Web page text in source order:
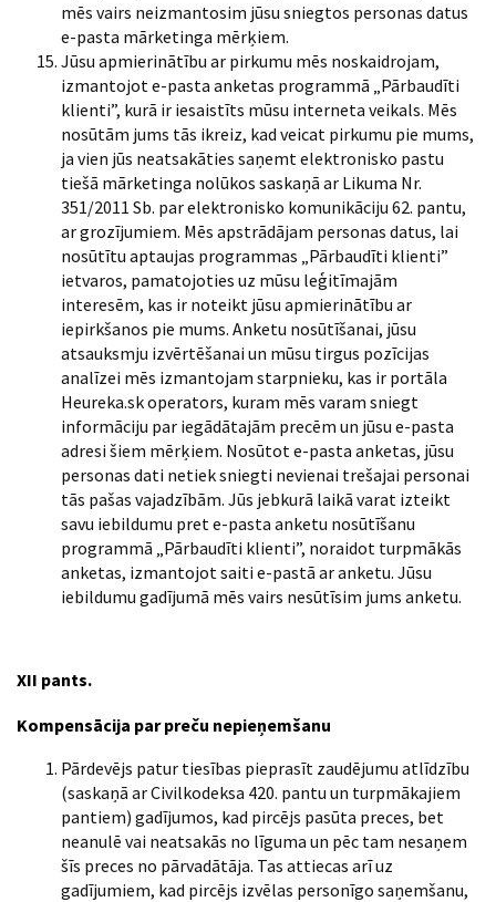
mēs vairs neizmantosim jūsu sniegtos personas datus
e-pasta mārketinga mērķiem.
Jūsu apmierinātību ar pirkumu mēs noskaidrojam,
izmantojot e-pasta anketas programmā „Pārbaudīti
klienti”, kurā ir iesaistīts mūsu interneta veikals. Mēs
nosūtām jums tās ikreiz, kad veicat pirkumu pie mums,
ja vien jūs neatsakāties saņemt elektronisko pastu
tiešā mārketinga nolūkos saskaņā ar Likuma Nr.
351/2011 Sb. par elektronisko komunikāciju 62. pantu,
ar grozījumiem. Mēs apstrādājam personas datus, lai
nosūtītu aptaujas programmas „Pārbaudīti klienti”
ietvaros, pamatojoties uz mūsu leģitīmajām
interesēm, kas ir noteikt jūsu apmierinātību ar
iepirkšanos pie mums. Anketu nosūtīšanai, jūsu
atsauksmju izvērtēšanai un mūsu tirgus pozīcijas
analīzei mēs izmantojam starpnieku, kas ir portāla
Heureka.sk operators, kuram mēs varam sniegt
informāciju par iegādātajām precēm un jūsu e-pasta
adresi šiem mērķiem. Nosūtot e-pasta anketas, jūsu
personas dati netiek sniegti nevienai trešajai personai
tās pašas vajadzībām. Jūs jebkurā laikā varat izteikt
savu iebildumu pret e-pasta anketu nosūtīšanu
programmā „Pārbaudīti klienti”, noraidot turpmākās
anketas, izmantojot saiti e-pastā ar anketu. Jūsu
iebildumu gadījumā mēs vairs nesūtīsim jums anketu.
XII pants.
Kompensācija par preču nepieņemšanu
Pārdevējs patur tiesības pieprasīt zaudējumu atlīdzību
(saskaņā ar Civilkodeksa 420. pantu un turpmākajiem
pantiem) gadījumos, kad pircējs pasūta preces, bet
neanulē vai neatsakās no līguma un pēc tam nesaņem
šīs preces no pārvadātāja. Tas attiecas arī uz
gadījumiem, kad pircējs izvēlas personīgo saņemšanu,